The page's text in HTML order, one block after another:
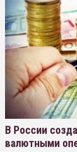
В России
валютными